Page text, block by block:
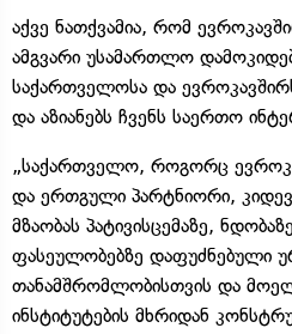
აქვე ნათქვამია, რომ
ამგვარი უსამართლო
საქართველოსა და
და აზიანებს ჩვენს საერთო
„საქართველო, როგორც
და ერთგული პარტნიორი,
მზაობას პატივისცემაზე,
ფასეულობებზე დაფუძნებული
თანამშრომლობისთვის და
ინსტიტუტების მხრიდან